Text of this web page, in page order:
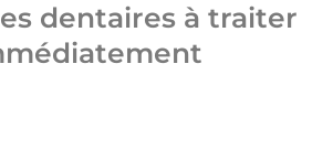
dentaires à traiter